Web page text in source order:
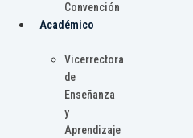
Convención
Académico
Vicerrectora
de
Enseñanza
y
Aprendizaje